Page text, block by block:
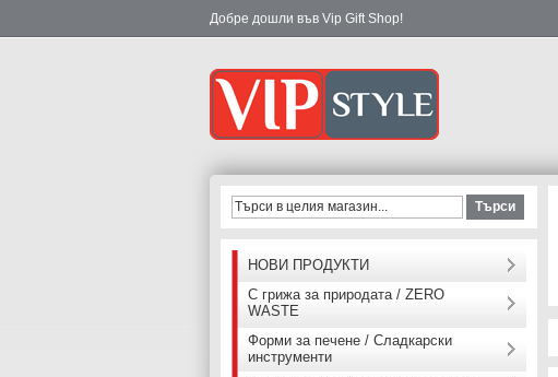
Добре дошли във Vip Gift Shop!
Търси
НОВИ ПРОДУКТИ
С грижа за природата / ZERO
WASTE
Форми за печене / Сладкарски
инструменти